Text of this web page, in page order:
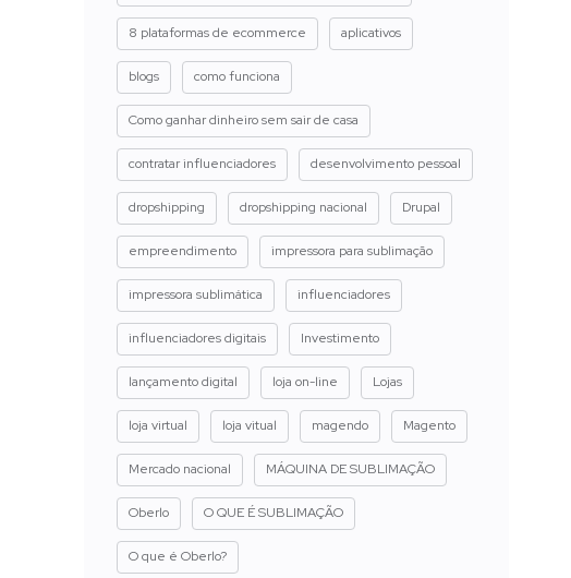
8 plataformas de ecommerce aplicativos
blogs como funciona
Como ganhar dinheiro sem sair de casa
contratar influenciadores desenvolvimento pessoal
dropshipping dropshipping nacional Drupal
empreendimento impressora para sublimação
impressora sublimática influenciadores
influenciadores digitais Investimento
lançamento digital loja on-line Lojas
loja virtual loja vitual magendo Magento
Mercado nacional MÁQUINA DE SUBLIMAÇÃO
Oberlo O QUE É SUBLIMAÇÃO
O que é Oberlo?